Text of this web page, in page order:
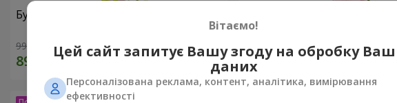
Букет "White happiness"
999 грн Замовити 2 399 грн
Вітаємо!
Цей сайт запитує Вашу згоду на обробку
даних
Персоналізована реклама, контент, аналітика, вимірювання
ефективності